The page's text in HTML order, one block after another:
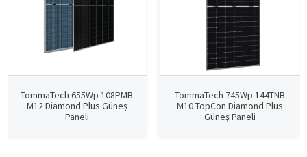
TommaTech 655Wp 108PMB
M12 Diamond Plus Güneş
Paneli
TommaTech 745Wp 144TNB
M10 TopCon Diamond Plus
Güneş Paneli